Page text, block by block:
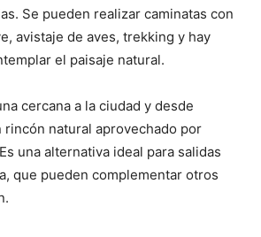
Se pueden realizar caminatas con
avistaje de aves, trekking y hay
el paisaje natural.
cercana a la ciudad y desde
rincón natural aprovechado por
una alternativa ideal para salidas
que pueden complementar otros